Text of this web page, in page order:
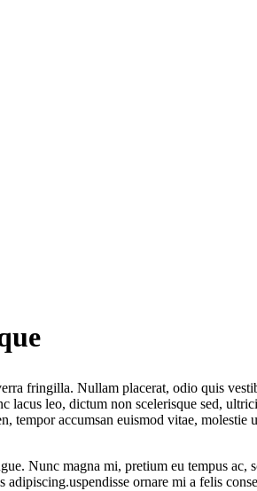
fringilla. Nullam placerat, odio quis
leo, dictum non scelerisque sed,
tempor accumsan euismod vitae,
Nunc magna mi, pretium eu tempus
ornare mi a felis